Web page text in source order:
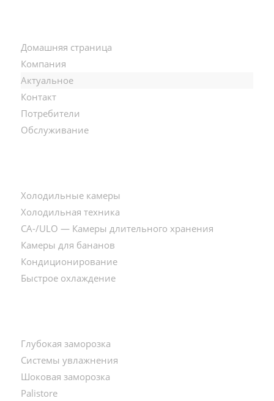
Домашняя страница
Компания
Актуальное
Контакт
Потребители
Обслуживание
Холодильные камеры
Холодильная техника
CA-/ULO — Камеры длительного хранения
Камеры для бананов
Кондиционирование
Быстрое охлаждение
Глубокая заморозка
Системы увлажнения
Шоковая заморозка
Palistore